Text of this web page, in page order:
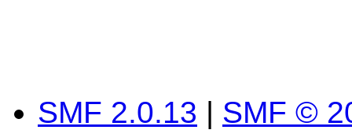
SMF 2.0.13 | SMF ©